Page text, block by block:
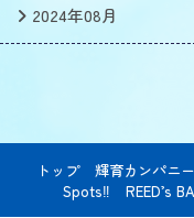
2024年08月
トップ 輝育カンパニ
Spots‼
REED’s